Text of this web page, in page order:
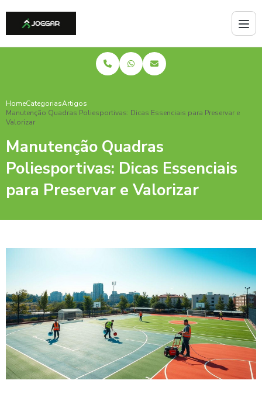
HomeCategoriasArtigos
Manutenção Quadras Poliesportivas: Dicas Essenciais para Preservar e
Valorizar
Manutenção Quadras
Poliesportivas: Dicas Essenciais
para Preservar e Valorizar